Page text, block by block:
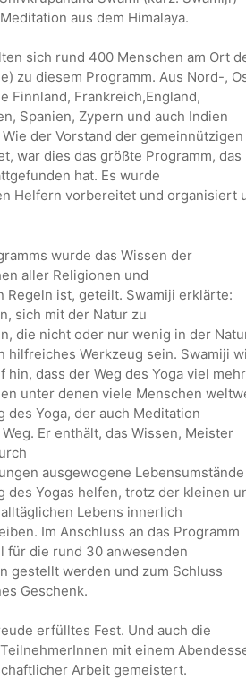
aus dem Himalaya.
sich rund 400 Menschen am Ort
zu diesem Programm. Aus Nord-,
Finnland, Frankreich,England,
Spanien, Zypern und auch Indien
der Vorstand der gemeinnützigen
war dies das größte Programm, das
hat. Es wurde
Helfern vorbereitet und organisiert
wurde das Wissen der
aller Religionen und
Regeln ist, geteilt. Swamiji erklärte:
sich mit der Natur zu
die nicht oder nur wenig in der
hilfreiches Werkzeug sein. Swamiji
dass der Weg des Yoga viel mehr
unter denen viele Menschen
des Yoga, der auch Meditation
Er enthält, das Wissen, Meister
ausgewogene
des Yogas helfen, trotz der kleinen
Lebens innerlich
Im Anschluss an das Programm
für die rund 30 anwesenden
gestellt werden und zum Schluss
Geschenk.
erfülltes Fest. Und auch die
mit einem
Arbeit gemeistert.